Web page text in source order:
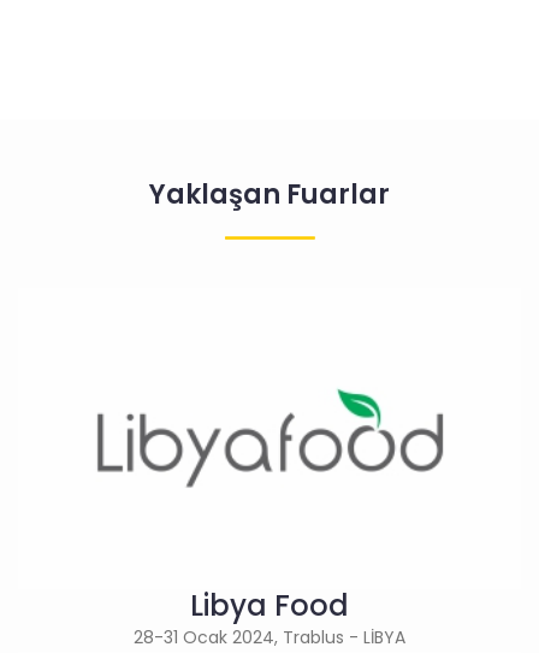
Yaklaşan Fuarlar
Libya Food
28-31 Ocak 2024, Trablus - LİBYA